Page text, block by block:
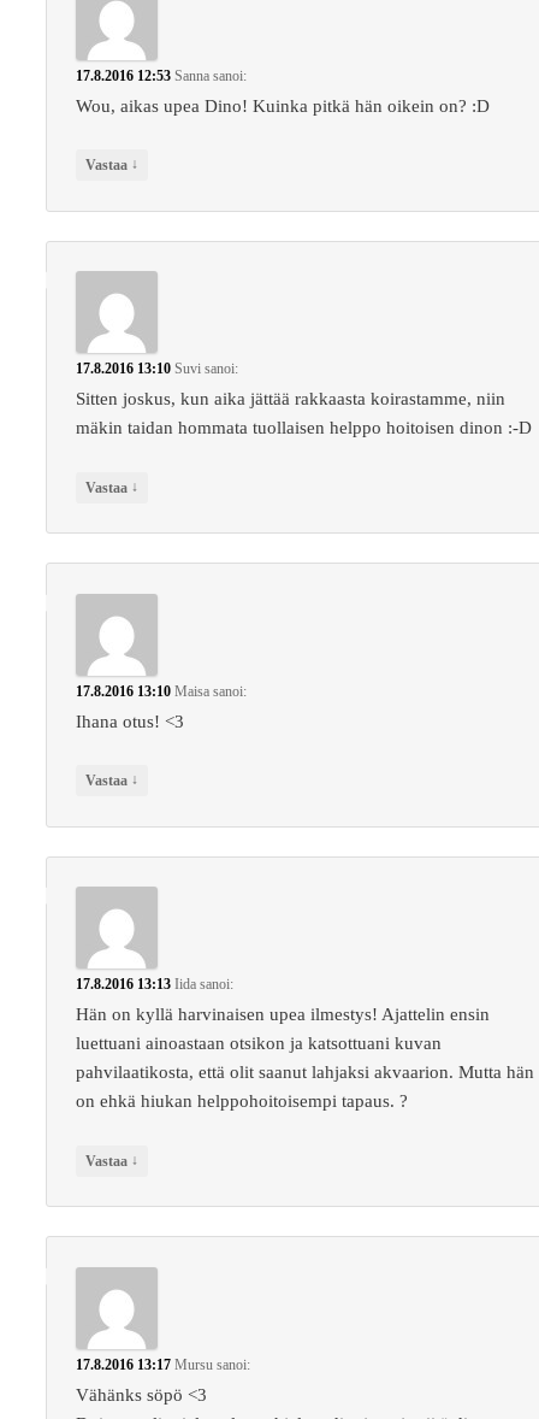
17.8.2016 12:53 Sanna sanoi:
Wou, aikas upea Dino! Kuinka pitkä hän oikein on? :D
Vastaa ↓
17.8.2016 13:10 Suvi sanoi:
Sitten joskus, kun aika jättää rakkaasta koirastamme, niin
mäkin taidan hommata tuollaisen helppo hoitoisen dinon :-D
Vastaa ↓
17.8.2016 13:10 Maisa sanoi:
Ihana otus! <3
Vastaa ↓
17.8.2016 13:13 Iida sanoi:
Hän on kyllä harvinaisen upea ilmestys! Ajattelin ensin
luettuani ainoastaan otsikon ja katsottuani kuvan
pahvilaatikosta, että olit saanut lahjaksi akvaarion. Mutta hän
on ehkä hiukan helppohoitoisempi tapaus. ?
Vastaa ↓
17.8.2016 13:17 Mursu sanoi:
Vähänks söpö <3